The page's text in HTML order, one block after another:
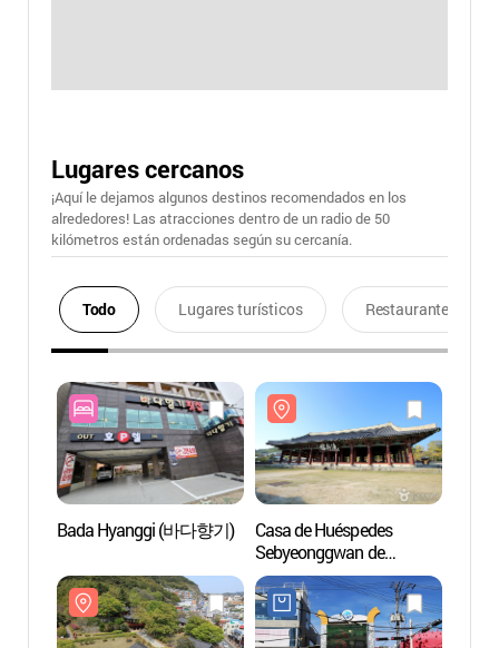
Lugares cercanos
¡Aquí le dejamos algunos destinos recomendados en los
alrededores! Las atracciones dentro de un radio de 50
kilómetros están ordenadas según su cercanía.
Todo Lugares turísticos Restaurantes
Bada Hyanggi (바다향기)
Casa de Huéspedes
Sebyeonggwan de
Tongyeong (통영 세병관)